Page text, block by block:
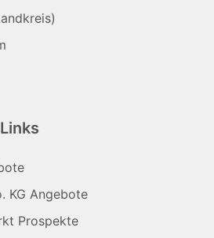
KG Angebote
Prospekte